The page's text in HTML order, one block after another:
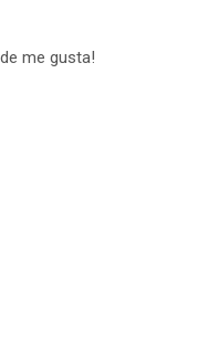
me gusta!